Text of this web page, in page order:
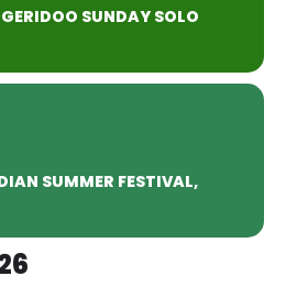
SUNDAY SOLO
SUMMER FESTIVAL,